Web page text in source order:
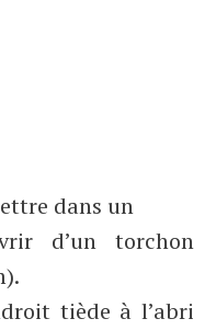
dans un
d’un torchon
tiède à l’abri